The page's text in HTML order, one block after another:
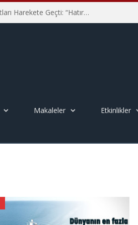
Hiroşima’nın 81. Yılında İtalyan Savaş Karşıtları Harekete Geçti: “Hatırlamak yeterli değil”
Makaleler Etkinlikler